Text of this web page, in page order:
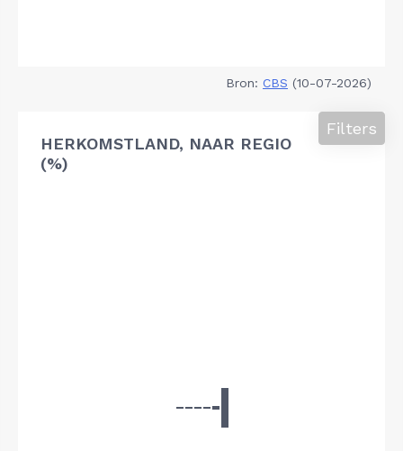
Bron: CBS (10-07-2026)
HERKOMSTLAND, NAAR REGIO
(%)
Filters